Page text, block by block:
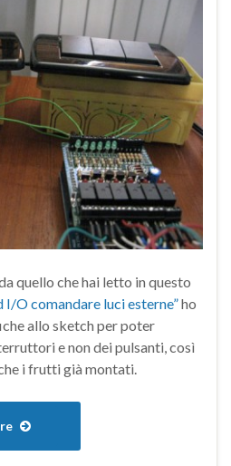
quello che hai letto in questo
I/O comandare luci esterne”ho
allo sketch per poter
e non dei pulsanti, così
i frutti già montati.